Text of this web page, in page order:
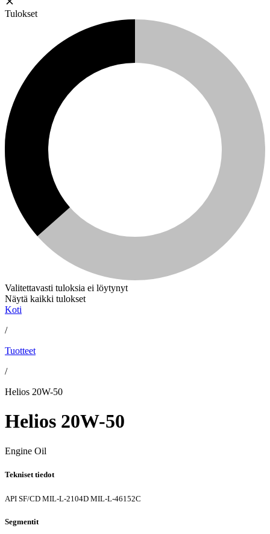
Tulokset
Valitettavasti tuloksia ei löytynyt
Näytä kaikki tulokset
Koti
/
Tuotteet
/
Helios 20W-50
Helios 20W-50
Engine Oil
Tekniset tiedot
API SF/CD MIL-L-2104D MIL-L-46152C
Segmentit